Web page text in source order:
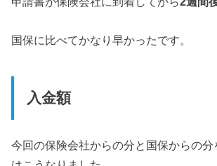
国保に比べてかなり早かったです。
入金額
今回の保険会社からの分と国保からの